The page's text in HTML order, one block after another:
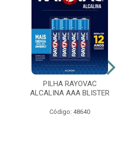
PILHA RAYOVAC
ALCALINA AAA BLISTER
Código: 48640